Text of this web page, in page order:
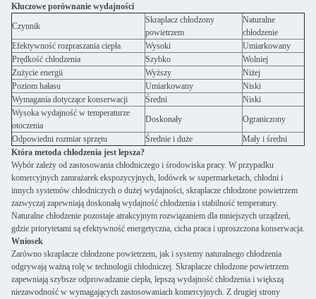
Kluczowe porównanie wydajności
Czynnik
Skraplacz chłodzony
powietrzem
Naturalne
chłodzenie
Efektywność rozpraszania ciepła
Wysoki
Umiarkowany
Prędkość chłodzenia
Szybko
Wolniej
Zużycie energii
Wyższy
Niżej
Poziom hałasu
Umiarkowany
Niski
Wymagania dotyczące konserwacji
Średni
Niski
Wysoka wydajność w temperaturze
otoczenia
Doskonały
Ograniczony
Odpowiedni rozmiar sprzętu
Średnie i duże
Mały i średni
Która metoda chłodzenia jest lepsza?
Wybór zależy od zastosowania chłodniczego i środowiska pracy. W przypadku
komercyjnych zamrażarek ekspozycyjnych, lodówek w supermarketach, chłodni i
innych systemów chłodniczych o dużej wydajności, skraplacze chłodzone powietrzem
zazwyczaj zapewniają doskonałą wydajność chłodzenia i stabilność temperatury.
Naturalne chłodzenie pozostaje atrakcyjnym rozwiązaniem dla mniejszych urządzeń,
gdzie priorytetami są efektywność energetyczna, cicha praca i uproszczona konserwacja.
Wniosek
Zarówno skraplacze chłodzone powietrzem, jak i systemy naturalnego chłodzenia
odgrywają ważną rolę w technologii chłodniczej. Skraplacze chłodzone powietrzem
zapewniają szybsze odprowadzanie ciepła, lepszą wydajność chłodzenia i większą
niezawodność w wymagających zastosowaniach komercyjnych. Z drugiej strony